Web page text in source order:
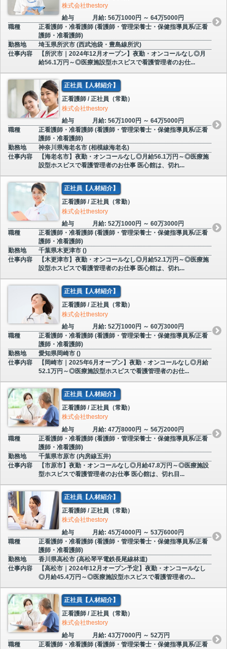
株式会社thestory
給与
月給: 56万1000円 ～ 64万5000円
職種
正看護師・准看護師 (看護師・管理栄養士・保健指導員系/正看
護師・准看護師)
勤務地
埼玉県所沢市 (西武池袋・豊島線所沢)
仕事内容
【所沢市｜2024年12月オープン】夜勤・オンコールなし◎月
給56.1万円～◎医療施設型ホスピスで看護管理者のお仕...
正社員【人材紹介】
正看護師 / 正社員（常勤）
株式会社thestory
給与
月給: 56万1000円 ～ 64万5000円
職種
正看護師・准看護師 (看護師・管理栄養士・保健指導員系/正看
護師・准看護師)
勤務地
神奈川県海老名市 (相模線海老名)
仕事内容
【海老名市】夜勤・オンコールなし◎月給56.1万円～◎医療施
設型ホスピスで看護管理者のお仕事 医心館は、切れ...
正社員【人材紹介】
正看護師 / 正社員（常勤）
株式会社thestory
給与
月給: 52万1000円 ～ 60万3000円
職種
正看護師・准看護師 (看護師・管理栄養士・保健指導員系/正看
護師・准看護師)
勤務地
千葉県木更津市 ()
仕事内容
【木更津市】夜勤・オンコールなし◎月給52.1万円～◎医療施
設型ホスピスで看護管理者のお仕事 医心館は、切れ...
正社員【人材紹介】
正看護師 / 正社員（常勤）
株式会社thestory
給与
月給: 52万1000円 ～ 60万3000円
職種
正看護師・准看護師 (看護師・管理栄養士・保健指導員系/正看
護師・准看護師)
勤務地
愛知県岡崎市 ()
仕事内容
【岡崎市｜2025年6月オープン】夜勤・オンコールなし◎月給
52.1万円～◎医療施設型ホスピスで看護管理者のお仕...
正社員【人材紹介】
正看護師 / 正社員（常勤）
株式会社thestory
給与
月給: 47万8000円 ～ 56万2000円
職種
正看護師・准看護師 (看護師・管理栄養士・保健指導員系/正看
護師・准看護師)
勤務地
千葉県市原市 (内房線五井)
仕事内容
【市原市】夜勤・オンコールなし◎月給47.8万円～◎医療施設
型ホスピスで看護管理者のお仕事 医心館は、切れ目...
正社員【人材紹介】
正看護師 / 正社員（常勤）
株式会社thestory
給与
月給: 45万4000円 ～ 53万6000円
職種
正看護師・准看護師 (看護師・管理栄養士・保健指導員系/正看
護師・准看護師)
勤務地
香川県高松市 (高松琴平電鉄長尾線林道)
仕事内容
【高松市｜2024年12月オープン予定】夜勤・オンコールなし
◎月給45.4万円～◎医療施設型ホスピスで看護管理者の...
正社員【人材紹介】
正看護師 / 正社員（常勤）
株式会社thestory
給与
月給: 43万7000円 ～ 52万円
職種
正看護師・准看護師 (看護師・管理栄養士・保健指導員系/正看